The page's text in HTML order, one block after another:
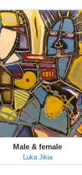
Male & female
Luka Jikia